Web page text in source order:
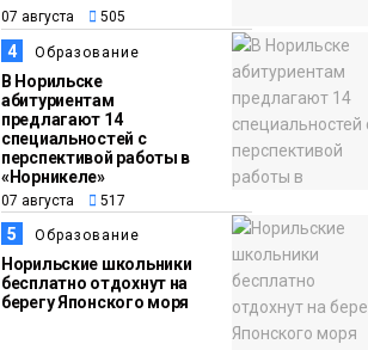
13:59
07 августа
Новости
«Домик Хоббитов» и
«Самолёт в облаках»
появятся в Кайеркане
07 августа 505
4 Образование
В Норильске
абитуриентам
предлагают 14
специальностей с
перспективой работы в
«Норникеле»
07 августа 517
5 Образование
Норильские школьники
бесплатно отдохнут на
берегу Японского моря